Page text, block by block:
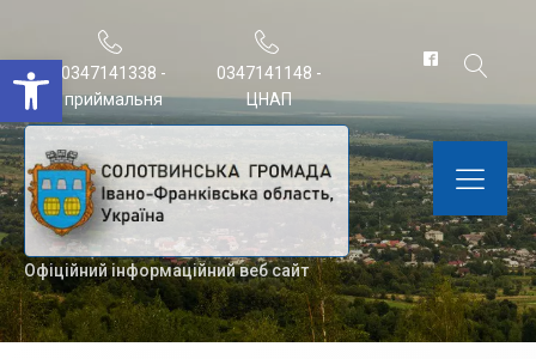
Відкрити Панель інструментів
0347141338 -
приймальня
0347141148 -
ЦНАП
Офіційний інформаційний веб сайт